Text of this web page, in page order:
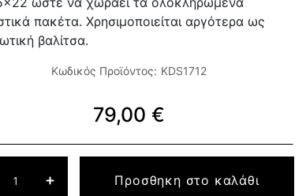
πακέτα. Χρησιμοποιείται αργότερα ως
βαλίτσα.
Κωδικός Προϊόντος: KDS1712
79,00 €
Προσθηκη στο καλάθι